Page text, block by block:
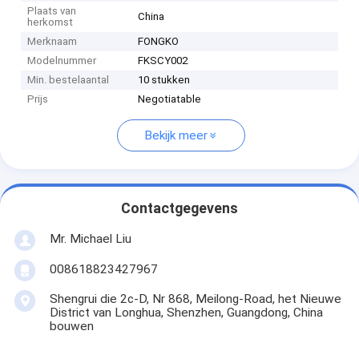
Plaats van
herkomst
China
Merknaam
FONGKO
Modelnummer
FKSCY002
Min. bestelaantal
10 stukken
Prijs
Negotiatable
Bekijk meer
Contactgegevens
Mr. Michael Liu
008618823427967
Shengrui die 2c-D, Nr 868, Meilong-Road, het Nieuwe
District van Longhua, Shenzhen, Guangdong, China
bouwen